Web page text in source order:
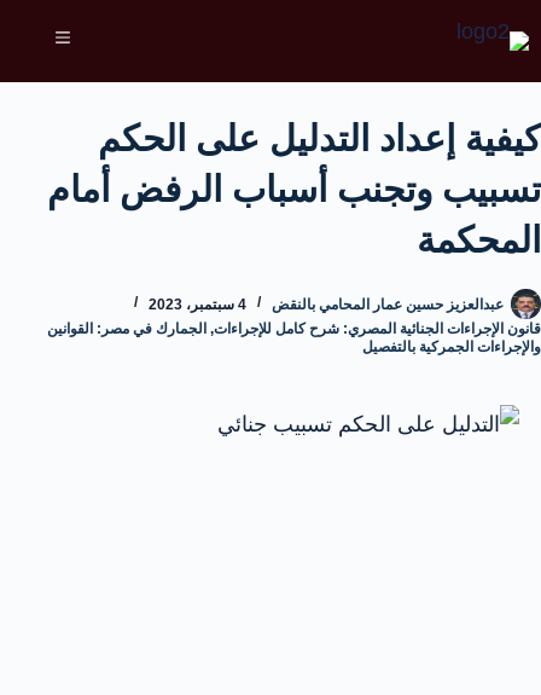
كيفية إعداد التدليل على الحكم
تسبيب وتجنب أسباب الرفض أمام
المحكمة
عبدالعزيز حسين عمار المحامي بالنقض
4 سبتمبر، 2023
قانون الإجراءات الجنائية المصري: شرح كامل للإجراءات, الجمارك في مصر: القوانين
والإجراءات الجمركية بالتفصيل